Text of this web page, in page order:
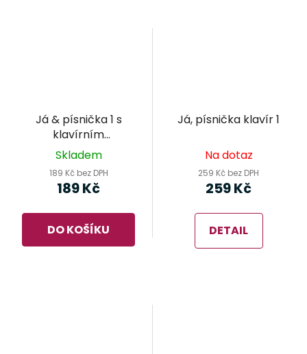
Já & písnička 1 s
klavírním
doprovodem
Skladem
189 Kč bez DPH
189 Kč
DO KOŠÍKU
Já, písnička klavír 1
Na dotaz
259 Kč bez DPH
259 Kč
DETAIL